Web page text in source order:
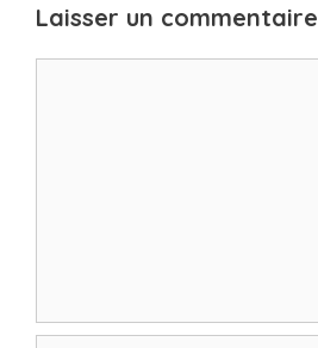
Laisser un commentaire